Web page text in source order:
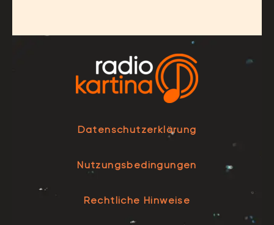
Datenschutzerklärung
Nutzungsbedingungen
Rechtliche Hinweise